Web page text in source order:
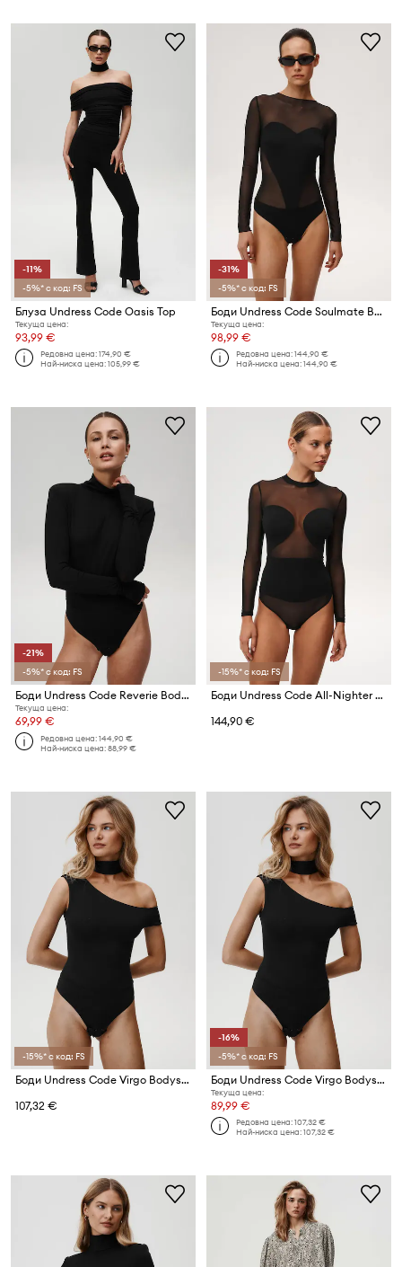
-11%
-5%* с код: FS
Блуза Undress Code Oasis Top
Текуща цена:
93,99 €
Редовна цена:174,90 €
Най-ниска цена:105,99 €
-31%
-5%* с код: FS
Боди Undress Code Soulmate Bodysuit
Текуща цена:
98,99 €
Редовна цена:144,90 €
Най-ниска цена:144,90 €
-21%
-5%* с код: FS
Боди Undress Code Reverie Bodysuit
Текуща цена:
69,99 €
Редовна цена:144,90 €
Най-ниска цена:88,99 €
-15%* с код: FS
Боди Undress Code All-Nighter Bodysuit
144,90 €
-15%* с код: FS
Боди Undress Code Virgo Bodysuit Thong
107,32 €
-16%
-5%* с код: FS
Боди Undress Code Virgo Bodysuit
Текуща цена:
89,99 €
Редовна цена:107,32 €
Най-ниска цена:107,32 €